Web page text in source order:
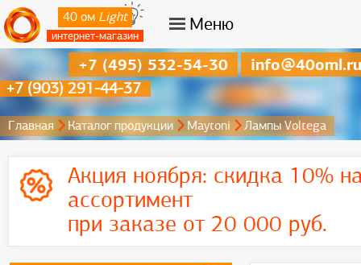
40 ом Light
интернет-магазин
Меню
+7 (903) 291-44-37
+7 (495) 532-54-30 info@40oml.ru
Главная Каталог продукции Maytoni Лампы Voltega
Акция ноября: скидка 10%
ассортимент
при заказе от 20 000 руб.